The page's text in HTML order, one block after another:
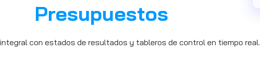
Presupuestos
con estados de resultados y tableros de control en tiempo real.